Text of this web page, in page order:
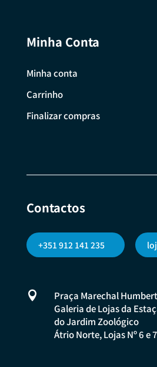
Minha Conta
Minha conta
Carrinho
Finalizar compras
Contactos
+351 912 141 235

Praça Marechal
Galeria de Lojas da
do Jardim Zoológico
Átrio Norte, Lojas Nº 6 e 7